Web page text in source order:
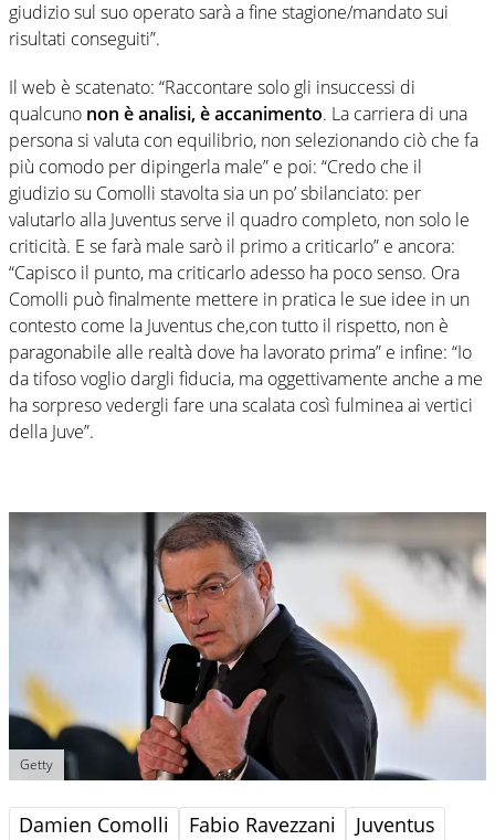
giudizio sul suo operato sarà a fine stagione/mandato sui
risultati conseguiti”.
Il web è scatenato: “Raccontare solo gli insuccessi di
qualcuno non è analisi, è accanimento. La carriera di una
persona si valuta con equilibrio, non selezionando ciò che fa
più comodo per dipingerla male” e poi: “Credo che il
giudizio su Comolli stavolta sia un po’ sbilanciato: per
valutarlo alla Juventus serve il quadro completo, non solo le
criticità. E se farà male sarò il primo a criticarlo” e ancora:
“Capisco il punto, ma criticarlo adesso ha poco senso. Ora
Comolli può finalmente mettere in pratica le sue idee in un
contesto come la Juventus che,con tutto il rispetto, non è
paragonabile alle realtà dove ha lavorato prima” e infine: “Io
da tifoso voglio dargli fiducia, ma oggettivamente anche a me
ha sorpreso vedergli fare una scalata così fulminea ai vertici
della Juve”.
Getty
Damien Comolli Fabio Ravezzani Juventus